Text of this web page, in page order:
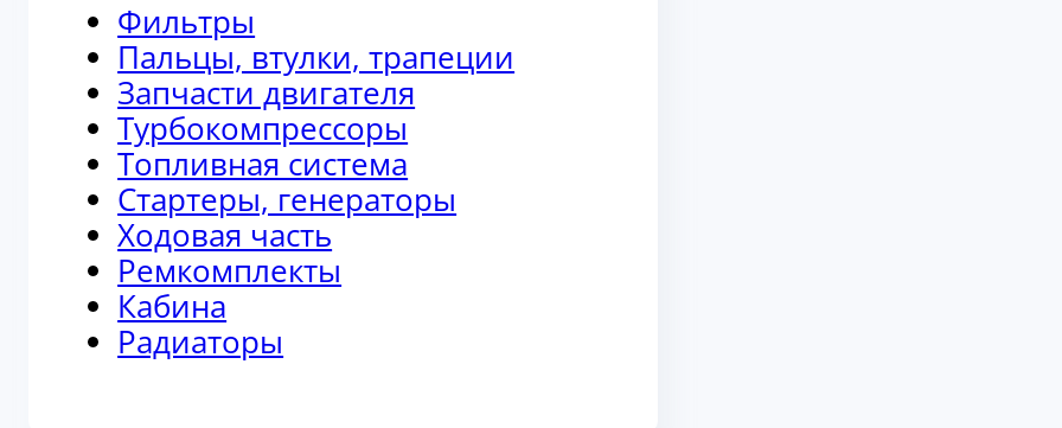
Фильтры
Пальцы, втулки, трапеции
Запчасти двигателя
Турбокомпрессоры
Топливная система
Стартеры, генераторы
Ходовая часть
Ремкомплекты
Кабина
Радиаторы